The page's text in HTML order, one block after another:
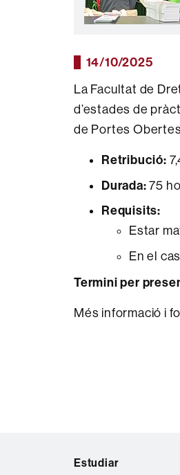
14/10/2025
La Facultat de
d’estades de
de Portes
Retribució:
Durada: 75
Requisits:
Estar
En el
Termini per
Més informació i
Estudiar